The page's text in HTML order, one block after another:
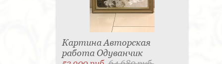
Картина Авторская
работа Одуванчик